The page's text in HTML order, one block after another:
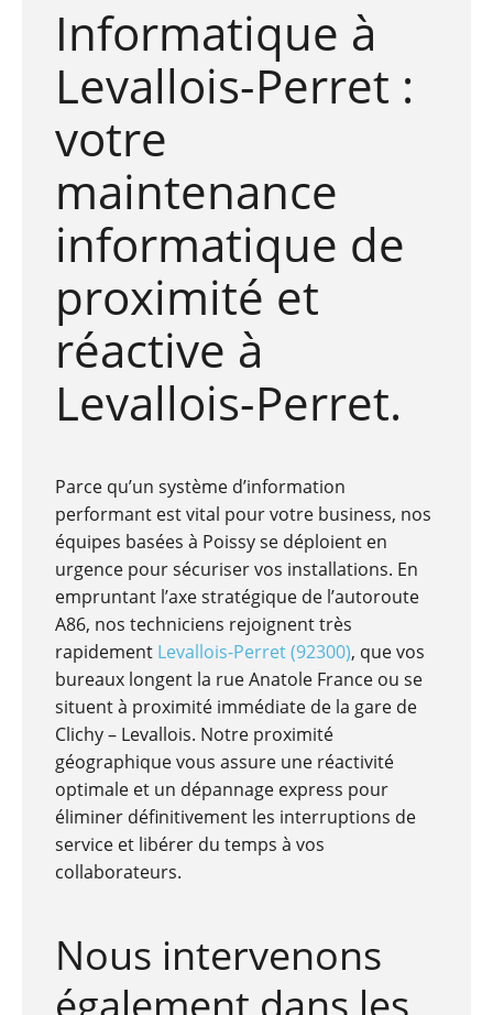
Informatique à
Levallois-Perret :
votre
maintenance
informatique de
proximité et
réactive à
Levallois-Perret.
Parce qu’un système d’information
performant est vital pour votre business, nos
équipes basées à Poissy se déploient en
urgence pour sécuriser vos installations. En
empruntant l’axe stratégique de l’autoroute
A86, nos techniciens rejoignent très
rapidement Levallois-Perret (92300), que vos
bureaux longent la rue Anatole France ou se
situent à proximité immédiate de la gare de
Clichy – Levallois. Notre proximité
géographique vous assure une réactivité
optimale et un dépannage express pour
éliminer définitivement les interruptions de
service et libérer du temps à vos
collaborateurs.
Nous intervenons